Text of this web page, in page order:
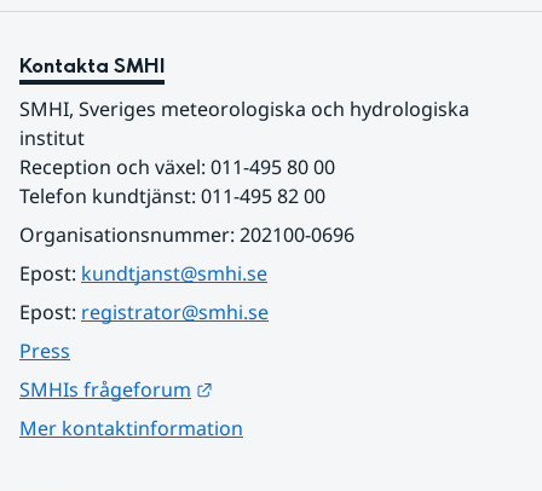
Kontakta SMHI
SMHI, Sveriges meteorologiska och hydrologiska
institut
Reception och växel: 011-495 80 00
Telefon kundtjänst: 011-495 82 00
Organisationsnummer: 202100-0696
Epost: kundtjanst@smhi.se
Epost: registrator@smhi.se
Press
SMHIs frågeforum
Mer kontaktinformation